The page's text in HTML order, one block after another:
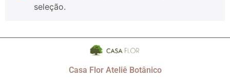
seleção.
Casa Flor Ateliê Botânico